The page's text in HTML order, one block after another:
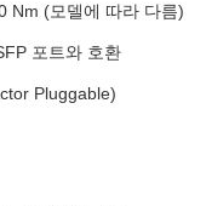
Nm (모델에 따라 다름)
포트와 호환
Pluggable)